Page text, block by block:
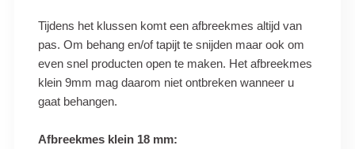
Tijdens het klussen komt een afbreekmes altijd van
pas. Om behang en/of tapijt te snijden maar ook om
even snel producten open te maken. Het afbreekmes
klein 9mm mag daarom niet ontbreken wanneer u
gaat behangen.
Afbreekmes klein 18 mm: